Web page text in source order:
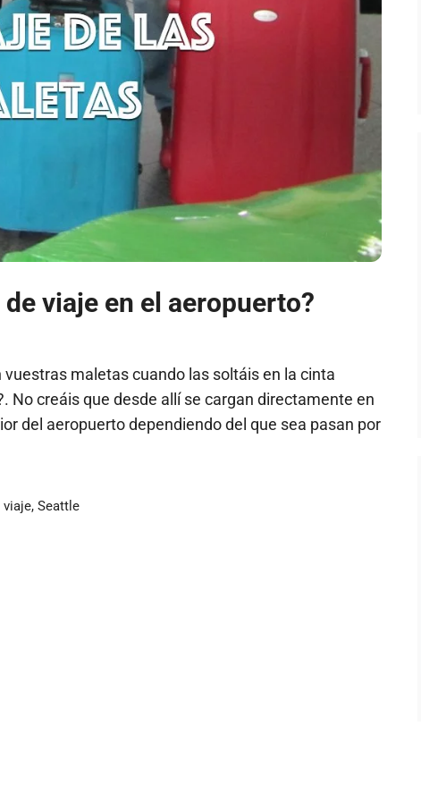
viaje en el aeropuerto?
maletas cuando las soltáis en la cinta
creáis que desde allí se cargan directamente en
del aeropuerto dependiendo del que sea pasan por
viaje,Seattle